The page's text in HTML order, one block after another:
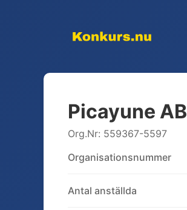
Picayune AB
Org.Nr: 559367-5597
Organisationsnummer
Antal anställda